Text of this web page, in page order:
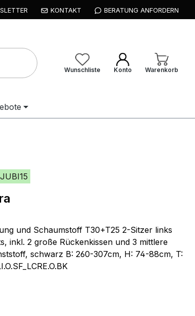
KONTAKT BERATUNG ANFORDERN
Wunschliste Konto Warenkorb
und Schaumstoff T30+T25 2-Sitzer links
inkl. 2 große Rückenkissen und 3 mittlere
schwarz B: 260-307cm, H: 74-88cm, T: